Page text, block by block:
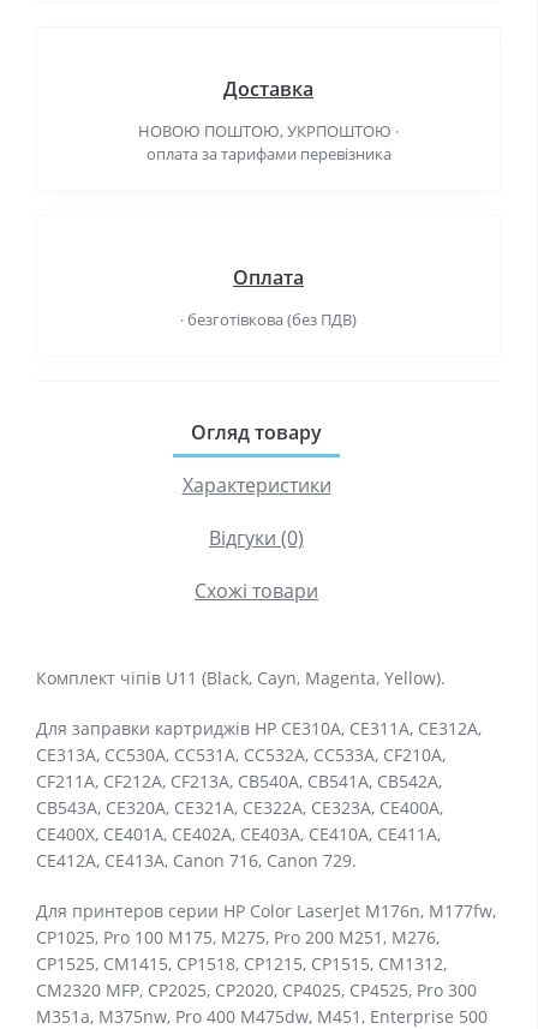
Доставка
НОВОЮ ПОШТОЮ, УКРПОШТОЮ ·
оплата за тарифами перевізника
Оплата
· безготівкова (без ПДВ)
Огляд товару
Характеристики
Відгуки (0)
Схожі товари
Комплект чіпів U11 (Black, Cayn, Magenta, Yellow).
Для заправки картриджів HP CE310A, CE311A, CE312A,
CE313A, CC530A, CC531A, CC532A, CC533A, CF210A,
CF211A, CF212A, CF213A, CB540A, CB541A, CB542A,
CB543A, CE320A, CE321A, CE322A, CE323A, CE400A,
CE400X, CE401A, CE402A, CE403A, CE410A, CE411A,
CE412A, CE413A, Canon 716, Canon 729.
Для принтеров серии HP Color LaserJet M176n, M177fw,
CP1025, Pro 100 M175, M275, Pro 200 M251, M276,
CP1525, CM1415, CP1518, CP1215, CP1515, CM1312,
CM2320 MFP, CP2025, CP2020, CP4025, CP4525, Pro 300
M351a, M375nw, Pro 400 M475dw, M451, Enterprise 500